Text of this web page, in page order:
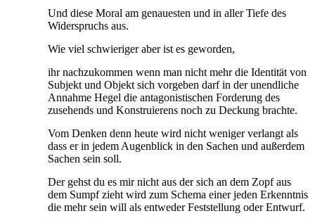
Und diese Moral am genauesten und in aller Tiefe des
Widerspruchs aus.
Wie viel schwieriger aber ist es geworden,
ihr nachzukommen wenn man nicht mehr die Identität von
Subjekt und Objekt sich vorgeben darf in der unendliche
Annahme Hegel die antagonistischen Forderung des
zusehends und Konstruierens noch zu Deckung brachte.
Vom Denken denn heute wird nicht weniger verlangt als
dass er in jedem Augenblick in den Sachen und außerdem
Sachen sein soll.
Der gehst du es mir nicht aus der sich an dem Zopf aus
dem Sumpf zieht wird zum Schema einer jeden Erkenntnis
die mehr sein will als entweder Feststellung oder Entwurf.